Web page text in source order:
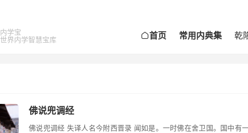
内学宝
世界内学智慧宝库
首页 常用内典集 乾
佛说兜调经
佛说兜调经 失译人名今附西晋录 闻如是。一时佛在舍卫国。国中有